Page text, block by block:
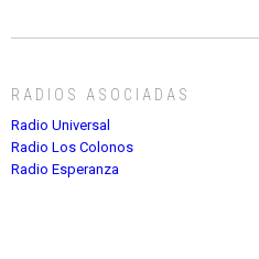
RADIOS ASOCIADAS
Radio Universal
Radio Los Colonos
Radio Esperanza